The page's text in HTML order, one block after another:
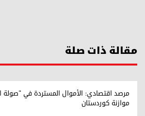
مقالة ذات صلة
مرصد اقتصادي: الأموال المستردة في
موازنة كوردستان